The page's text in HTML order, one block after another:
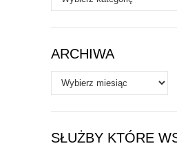
/
Tematy
ARCHIWA
Archiwa
SŁUŻBY KTÓRE